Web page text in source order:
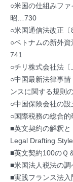
○米国の仕組みフ
昭…730
○米国通信法改正
○ベトナムの新外
741
○チリ株式会社法
○中国最新法律事
ンスに関する規則
○中国保険会社の
○国際税務の総合
■英文契約の解釈
Legal Drafting
■英文契約100のＱ
■米国法人税法の
■実践フランス法